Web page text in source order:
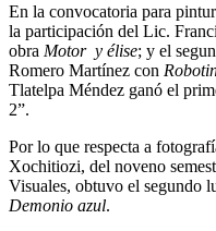
En la convocatoria para
la participación del Lic.
obra Motor y élise; y el
Romero Martínez con
Tlatelpa Méndez ganó el
2”.
Por lo que respecta a
Xochitiozi, del noveno
Visuales, obtuvo el segundo
Demonio azul.